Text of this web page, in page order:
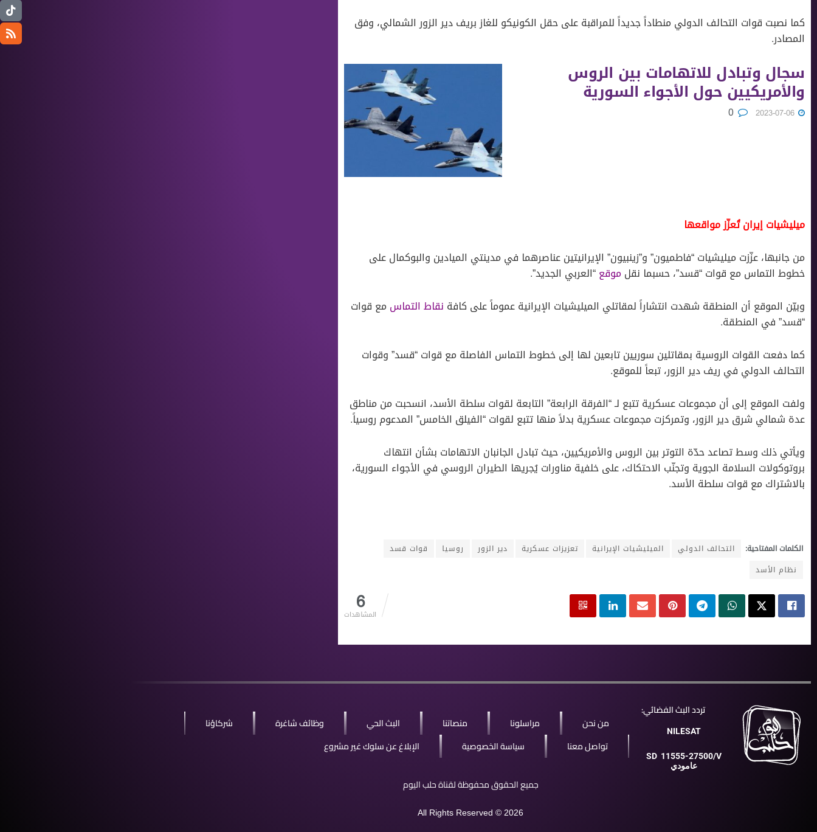
كما نصبت قوات التحالف الدولي منطاداً جديداً للمراقبة على حقل الكونيكو للغاز بريف دير الزور الشمالي، وفق
المصادر.
سجال وتبادل للاتهامات بين الروس
واﻷمريكيين حول اﻷجواء السورية
ميليشيات إيران تُعزّز مواقعها
من جانبها، عزّزت ميليشيات “فاطميون” و”زينبيون” الإيرانيتين عناصرهما في مدينتي الميادين والبوكمال على
خطوط التماس مع قوات “قسد”، حسبما نقلموقع“العربي الجديد”.
وبيّن الموقع أن المنطقة شهدت انتشاراً لمقاتلي الميليشيات الإيرانية عموماً على كافة نقاط التماس مع قوات
“قسد” في المنطقة.
كما دفعت القوات الروسية بمقاتلين سوريين تابعين لها إلى خطوط التماس الفاصلة مع قوات “قسد” وقوات
التحالف الدولي في ريف دير الزور، تبعاً للموقع.
ولفت الموقع إلى أن مجموعات عسكرية تتبع لـ “الفرقة الرابعة” التابعة لقوات سلطة الأسد، انسحبت من مناطق
عدة شمالي شرق دير الزور، وتمركزت مجموعات عسكرية بدلاً منها تتبع لقوات “الفيلق الخامس” المدعوم روسياً.
ويأتي ذلك وسط تصاعد حدّة التوتر بين الروس والأمريكيين، حيث تبادل الجانبان الاتهامات بشأن انتهاك
بروتوكولات السلامة الجوية وتجنّب الاحتكاك، على خلفية مناورات يُجريها الطيران الروسي في اﻷجواء السورية،
بالاشتراك مع قوات سلطة اﻷسد.
الكلمات المفتاحية: التحالف الدولي الميليشيات الإيرانية تعزيزات عسكرية دير الزور روسيا
قوات قسد
نظام الأسد
6
المشاهدات
تردد البث الفضائي:
NILESAT
SD 11555-27500/V
عامودي
من نحن مراسلونا منصاتنا البث الحي وظائف شاغرة
شركاؤنا
تواصل معنا
سياسة الخصوصية الإبلاغ عن سلوك غير مشروع
جميع الحقوق محفوظة لقناة حلب اليوم
All Rights Reserved © 2026